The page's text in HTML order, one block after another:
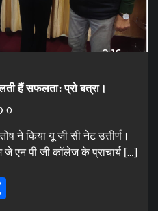
हैं सफलता: प्रो बत्रा।
0
ने किया यू जी सी नेट उत्तीर्ण।
जे एन पी जी कॉलेज के प्राचार्य […]